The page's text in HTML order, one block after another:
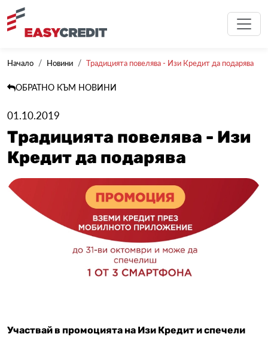
Начало Новини Традицията повелява - Изи Кредит да подарява
ОБРАТНО КЪМ НОВИНИ
01.10.2019
Традицията повелява - Изи
Кредит да подарява
Участвай в промоцията на Изи Кредит и спечели